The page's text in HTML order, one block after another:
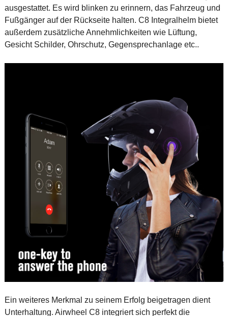
ausgestattet. Es wird blinken zu erinnern, das Fahrzeug und
Fußgänger auf der Rückseite halten. C8 Integralhelm bietet
außerdem zusätzliche Annehmlichkeiten wie Lüftung,
Gesicht Schilder, Ohrschutz, Gegensprechanlage etc..
Ein weiteres Merkmal zu seinem Erfolg beigetragen dient
Unterhaltung. Airwheel C8 integriert sich perfekt die